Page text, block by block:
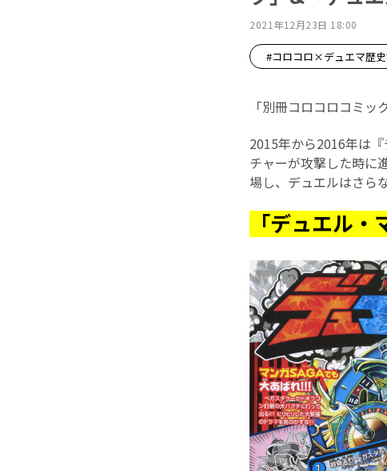
2021年12月23日 18:00
#コロコロ×デュエマ歴
「別冊コロコロコミ
2015年から2016年は
チャーが攻撃した時に
場し、デュエルはさら
「デュエル